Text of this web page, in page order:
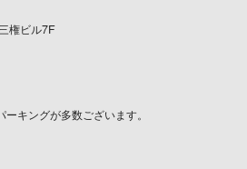
権ビル7F
キングが多数ございます。